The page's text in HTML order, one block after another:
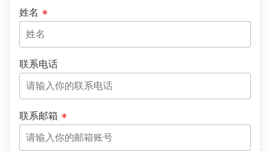
姓名
联系电话
联系邮箱